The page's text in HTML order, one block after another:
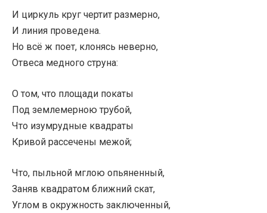
И циркуль круг чертит размерно,
И линия проведена.
Но всё ж поет, клонясь неверно,
Отвеса медного струна:
О том, что площади покаты
Под землемерною трубой,
Что изумрудные квадраты
Кривой рассечены межой;
Что, пыльной мглою опьяненный,
Заняв квадратом ближний скат,
Углом в окружность заключенный,